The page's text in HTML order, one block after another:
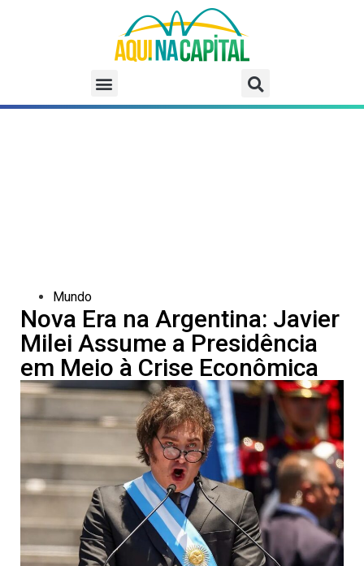
Mundo
Nova Era na Argentina: Javier
Milei Assume a Presidência
em Meio à Crise Econômica